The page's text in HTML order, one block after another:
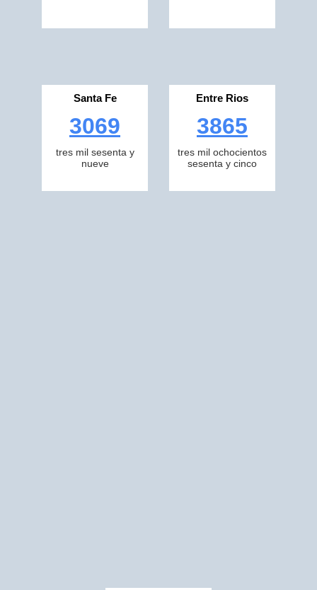
Santa Fe
3069
tres mil sesenta y
nueve
Entre Rios
3865
tres mil ochocientos
sesenta y cinco